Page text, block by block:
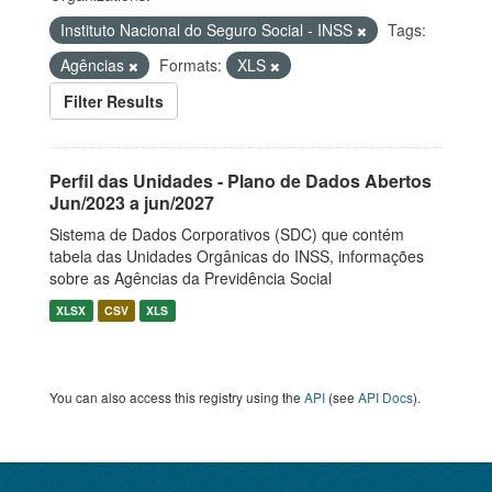
Instituto Nacional do Seguro Social - INSS
Tags:
Agências
Formats:
XLS
Filter Results
Perfil das Unidades - Plano de Dados Abertos
Jun/2023 a jun/2027
Sistema de Dados Corporativos (SDC) que contém
tabela das Unidades Orgânicas do INSS, informações
sobre as Agências da Previdência Social
XLSX CSV XLS
You can also access this registry using the API (see API Docs).